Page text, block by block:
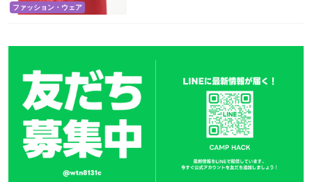
ファッション・ウェア